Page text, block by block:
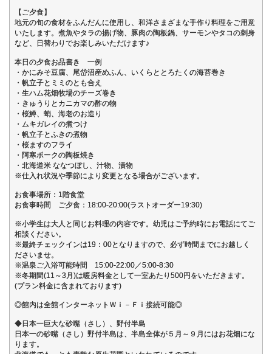
【ご夕食】
地元の旬の食材をふんだんに使用し、和洋さまざまな手作り料理をご用意
いたします。煮魚やタラの揚げ物、豚肉の陶板鍋、サーモンやタコの刺身
など、日替わりでお楽しみいただけます♪
本日の夕食お品書き 一例
・かにみそ豆腐、尾岱沼産めふん、いくらととろたくの海苔巻き
・帆立子とミミのとも合え
・生ハム花畑牧場のチーズ巻き
・きゅうりとカニカマの酢の物
・桜鱒、蛸、海老のお造り
・ムキガレイの煮つけ
・帆立子とふきの煮物
・桜ますのフライ
・阿寒ポークの陶板焼き
・北海道米 ななつぼし、汁物、漬物
※仕入れ状況や季節により変更となる場合がございます。
お食事場所：1階食堂
お食事時間 ご夕食：18:00-20:00(ラストオーダー19:30)
※小学生は大人と同じお料理の内容です。幼児はご予約時にお電話にてご
相談ください。
※最終チェックインは19：00となりますので、必ず時間までにお越しく
ださいませ。
※温泉ご入浴可能時間 15:00-22:00／5:00-8:30
※冬期間(11～3月)は暖房料金として一室あたり500円をいただきます。
(プラン料金に含まれております)
◎館内は全館インターネットＷｉ－Ｆｉ接続可能◎
◆日本一巨大な砂嘴（さし）、野付半島
日本一の砂嘴（さし）野付半島は、半島全体が５月～９月にはお花畑にな
ります。